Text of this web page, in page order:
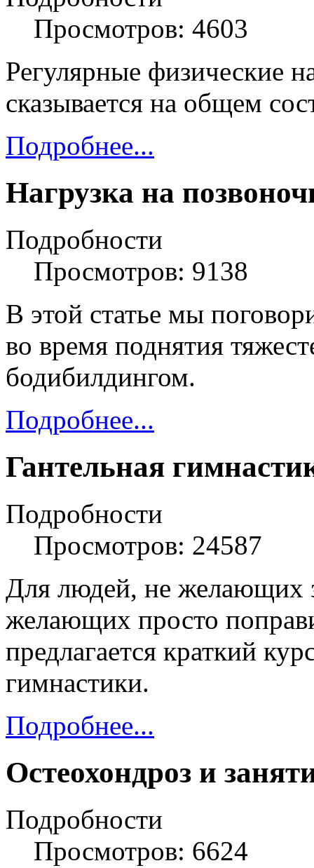
Просмотров: 4603
Регулярные физические
сказывается на общем
Подробнее...
Нагрузка на
Подробности
Просмотров: 9138
В этой статье мы
во время поднятия
бодибилдингом.
Подробнее...
Гантельная
Подробности
Просмотров: 24587
Для людей, не желающих
желающих просто
предлагается краткий
гимнастики.
Подробнее...
Остеохондроз и
Подробности
Просмотров: 6624